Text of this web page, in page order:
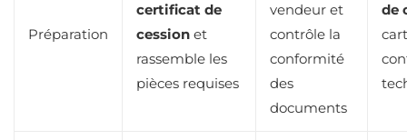
Préparation
certificat de
cession et
rassemble les
pièces requises
vendeur et
contrôle la
conformité
des
documents
de